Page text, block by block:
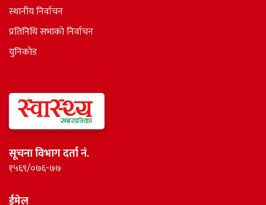
स्थानीय निर्वाचन
प्रतिनिधि सभाकाे निर्वाचन
युनिकोड
सूचना विभाग दर्ता नं.
१५६९/०७६-७७
ईमेल